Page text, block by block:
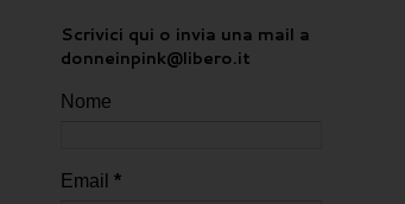
Scrivici qui o invia una mail a
donneinpink@libero.it
Nome
Email *